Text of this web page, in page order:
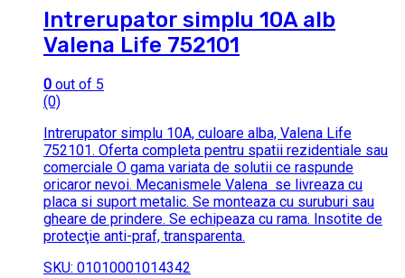
Intrerupator simplu 10A alb
Valena Life 752101
0 out of 5
(0)
Intrerupator simplu 10A, culoare alba, Valena Life
752101. Oferta completa pentru spatii rezidentiale sau
comerciale O gama variata de solutii ce raspunde
oricaror nevoi. Mecanismele Valena se livreaza cu
placa si suport metalic. Se monteaza cu suruburi sau
gheare de prindere. Se echipeaza cu rama. Insotite de
protecţie anti-praf, transparenta.
SKU: 01010001014342